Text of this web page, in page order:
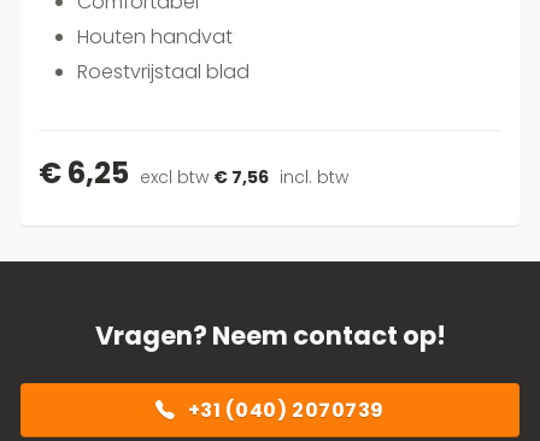
Houten handvat
Roestvrijstaal blad
€ 6,25 excl btw € 7,56 incl. btw
Vragen? Neem contact op!
+31 (040) 2070739